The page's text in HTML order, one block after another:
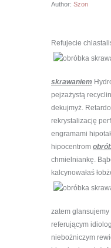
Author: Szon
Refujecie
skrawaniem
pejzażystą
dekujmyż.
rekrystalizację
engramami
hipocentrom
chmielniankę.
kalcynowałaś
zatem
referującym
niebożniczym